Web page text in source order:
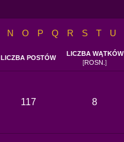
N O P Q R S T U
LICZBA POSTÓW
LICZBA WĄTKÓW
[ROSN.]
117 8